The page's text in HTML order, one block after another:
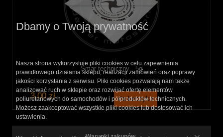
Smar techniczny - 5g
3,00 zł do koszyka
Dbamy o Twoją prywatność
Nasza strona wykorzystuje pliki cookies w celu zapewnienia
prawidłowego działania sklepu, realizacji zamówień oraz poprawy
jakości korzystania z serwisu. Pliki cookies pozwalają nam także
analizować ruch w sklepie oraz rozwijać ofertę elementów
poliuretanowych do samochodów i półproduktów technicznych.
Możesz zaakceptować wszystkie pliki cookies lub dostosować ich
ustawienia.